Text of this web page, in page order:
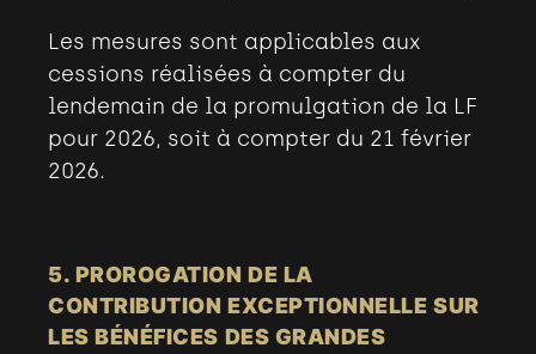
Les mesures sont applicables aux
cessions réalisées à compter du
lendemain de la promulgation de la LF
pour 2026, soit à compter du 21 février
2026.
5. PROROGATION DE LA
CONTRIBUTION EXCEPTIONNELLE SUR
LES BÉNÉFICES DES GRANDES